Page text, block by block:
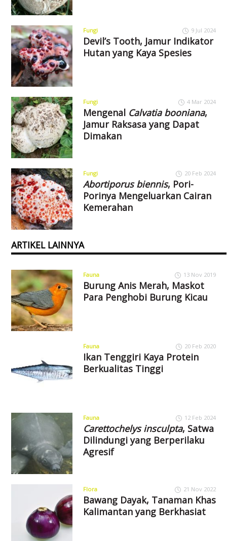
Fungi 9 Jul 2024
Devil’s Tooth, Jamur Indikator
Hutan yang Kaya Spesies
Fungi 4 Mar 2024
Mengenal Calvatia booniana,
Jamur Raksasa yang Dapat
Dimakan
Fungi 20 Feb 2024
Abortiporus biennis, Pori-
Porinya Mengeluarkan Cairan
Kemerahan
ARTIKEL LAINNYA
Fauna 13 Nov 2019
Burung Anis Merah, Maskot
Para Penghobi Burung Kicau
Fauna 20 Feb 2020
Ikan Tenggiri Kaya Protein
Berkualitas Tinggi
Fauna 12 Feb 2024
Carettochelys insculpta, Satwa
Dilindungi yang Berperilaku
Agresif
Flora 21 Nov 2022
Bawang Dayak, Tanaman Khas
Kalimantan yang Berkhasiat